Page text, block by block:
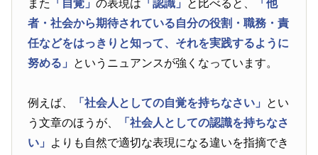
また 「自覚」の表現は 「認識」 と比べると、
「他
者・社会から期待されている自分の役割・職務・責
任などをはっきりと知って、それを実践するように
努める」 というニュアンスが強くなっています。
例えば、 「社会人としての自覚を持ちなさい」 とい
う文章のほうが、
「社会人としての認識を持ちなさ
い」 よりも自然で適切な表現になる違いを指摘でき